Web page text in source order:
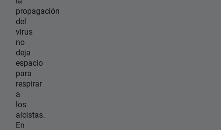
propagación
del
virus
no
deja
espacio
para
respirar
a
los
alcistas.
En